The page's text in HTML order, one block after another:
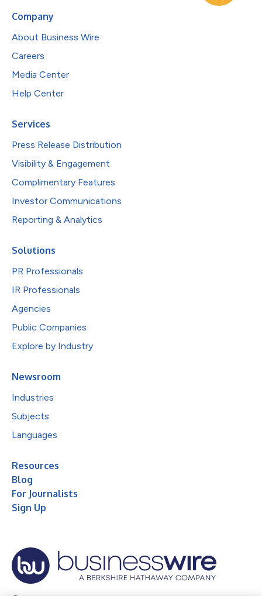
Company
About Business Wire
Careers
Media Center
Help Center
Services
Press Release Distribution
Visibility & Engagement
Complimentary Features
Investor Communications
Reporting & Analytics
Solutions
PR Professionals
IR Professionals
Agencies
Public Companies
Explore by Industry
Newsroom
Industries
Subjects
Languages
Resources
Blog
For Journalists
Sign Up